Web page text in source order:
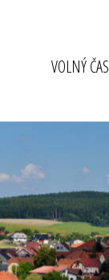
VOLNÝ ČAS